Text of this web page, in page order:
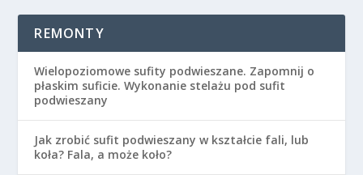
REMONTY
Wielopoziomowe sufity podwieszane. Zapomnij o
płaskim suficie. Wykonanie stelażu pod sufit
podwieszany
Jak zrobić sufit podwieszany w kształcie fali, lub
koła? Fala, a może koło?